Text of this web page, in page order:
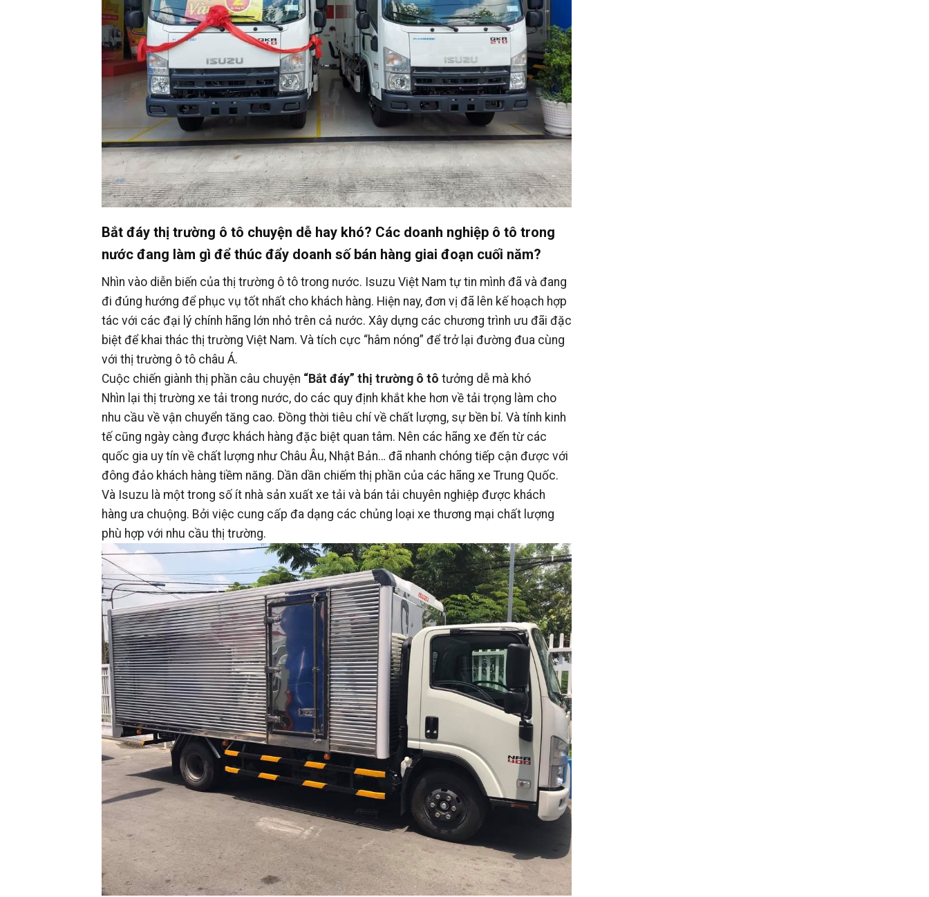
Bắt đáy thị trường ô tô chuyện dễ hay khó? Các doanh nghiệp ô tô trong
nước đang làm gì để thúc đẩy doanh số bán hàng giai đoạn cuối năm?
Nhìn vào diễn biến của thị trường ô tô trong nước. Isuzu Việt Nam tự tin mình đã và đang
đi đúng hướng để phục vụ tốt nhất cho khách hàng. Hiện nay, đơn vị đã lên kế hoạch hợp
tác với các đại lý chính hãng lớn nhỏ trên cả nước. Xây dựng các chương trình ưu đãi đặc
biệt để khai thác thị trường Việt Nam. Và tích cực “hâm nóng” để trở lại đường đua cùng
với thị trường ô tô châu Á.
Cuộc chiến giành thị phần câu chuyện “Bắt đáy” thị trường ô tô tưởng dễ mà khó
Nhìn lại thị trường xe tải trong nước, do các quy định khắt khe hơn về tải trọng làm cho
nhu cầu về vận chuyển tăng cao. Đồng thời tiêu chí về chất lượng, sự bền bỉ. Và tính kinh
tế cũng ngày càng được khách hàng đặc biệt quan tâm. Nên các hãng xe đến từ các
quốc gia uy tín về chất lượng như Châu Âu, Nhật Bản… đã nhanh chóng tiếp cận được với
đông đảo khách hàng tiềm năng. Dần dần chiếm thị phần của các hãng xe Trung Quốc.
Và Isuzu là một trong số ít nhà sản xuất xe tải và bán tải chuyên nghiệp được khách
hàng ưa chuộng. Bởi việc cung cấp đa dạng các chủng loại xe thương mại chất lượng
phù hợp với nhu cầu thị trường.